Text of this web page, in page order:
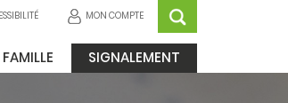
MON COMPTE
SIGNALEMENT